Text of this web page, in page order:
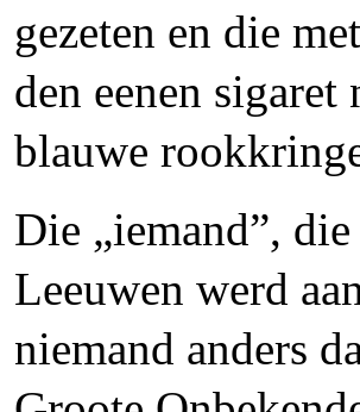
gezeten en die
den eenen sigaret
blauwe
Die „iemand”,
Leeuwen werd
niemand anders